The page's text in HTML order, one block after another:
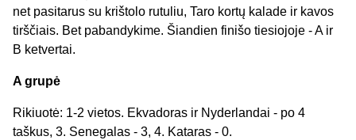
net pasitarus su krištolo rutuliu, Taro kortų kalade ir kavos
tirščiais. Bet pabandykime. Šiandien finišo tiesiojoje - A ir
B ketvertai.
A grupė
Rikiuotė: 1-2 vietos. Ekvadoras ir Nyderlandai - po 4
taškus, 3. Senegalas - 3, 4. Kataras - 0.